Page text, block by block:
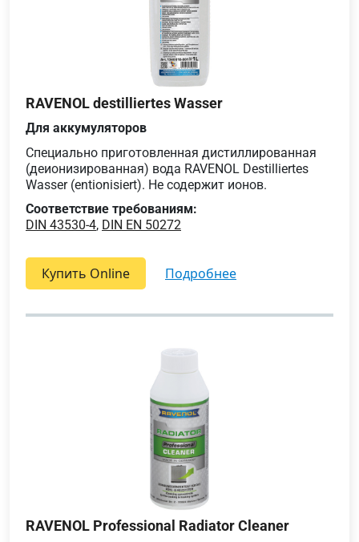
RAVENOL destilliertes Wasser
Для аккумуляторов
Специально приготовленная дистиллированная
(деионизированная) вода RAVENOL Destilliertes
Wasser (entionisiert). Не содержит ионов.
Соответствие требованиям:
DIN 43530-4, DIN EN 50272
Купить Online подробнее
RAVENOL Professional Radiator Cleaner